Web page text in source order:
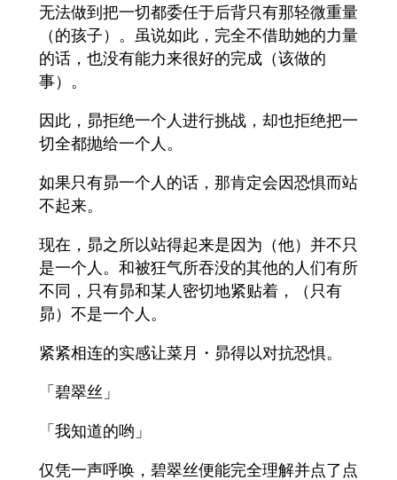
无法做到把一切都委任于后背只有那轻微重量
（的孩子）。虽说如此，完全不借助她的力量
的话，也没有能力来很好的完成（该做的
事）。
因此，昴拒绝一个人进行挑战，却也拒绝把一
切全都抛给一个人。
如果只有昴一个人的话，那肯定会因恐惧而站
不起来。
现在，昴之所以站得起来是因为（他）并不只
是一个人。和被狂气所吞没的其他的人们有所
不同，只有昴和某人密切地紧贴着，（只有
昴）不是一个人。
紧紧相连的实感让菜月・昴得以对抗恐惧。
「碧翠丝」
「我知道的哟」
仅凭一声呼唤，碧翠丝便能完全理解并点了点